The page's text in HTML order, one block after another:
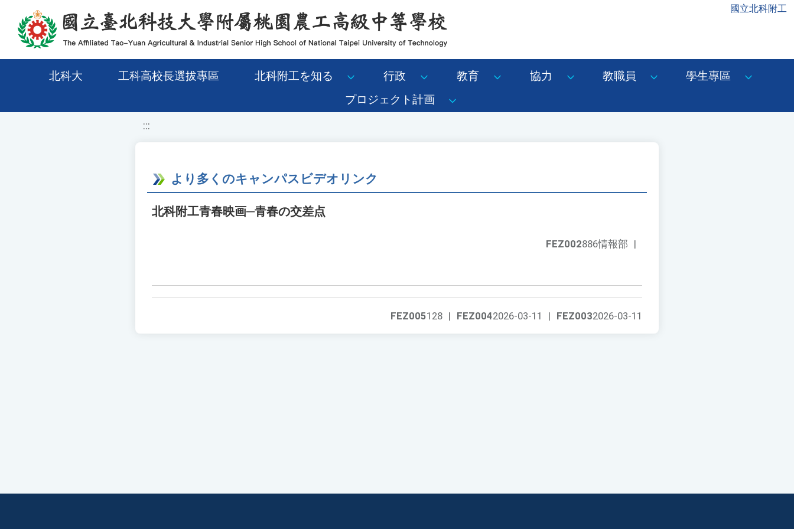
移至網頁之主要內容區位置 國立北科附工
北科大 工科高校長選拔專區 北科附工を知る 行政 教育 協力 教職員
學生專區
プロジェクト計画
:::
より多くのキャンパスビデオリンク
北科附工青春映画─青春の交差点
FEZ002886情報部 |
FEZ0032026-03-11
FEZ0042026-03-11 |
FEZ005128 |